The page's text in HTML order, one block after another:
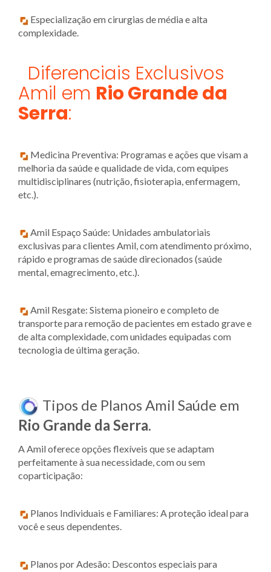
Especialização em cirurgias de média e alta
complexidade.
Diferenciais Exclusivos
Amil em Rio Grande da
Serra:
Medicina Preventiva: Programas e ações que visam a
melhoria da saúde e qualidade de vida, com equipes
multidisciplinares (nutrição, fisioterapia, enfermagem,
etc.).
Amil Espaço Saúde: Unidades ambulatoriais
exclusivas para clientes Amil, com atendimento próximo,
rápido e programas de saúde direcionados (saúde
mental, emagrecimento, etc.).
Amil Resgate: Sistema pioneiro e completo de
transporte para remoção de pacientes em estado grave e
de alta complexidade, com unidades equipadas com
tecnologia de última geração.
Tipos de Planos Amil Saúde em
Rio Grande da Serra.
A Amil oferece opções flexíveis que se adaptam
perfeitamente à sua necessidade, com ou sem
coparticipação:
Planos Individuais e Familiares: A proteção ideal para
você e seus dependentes.
Planos por Adesão: Descontos especiais para